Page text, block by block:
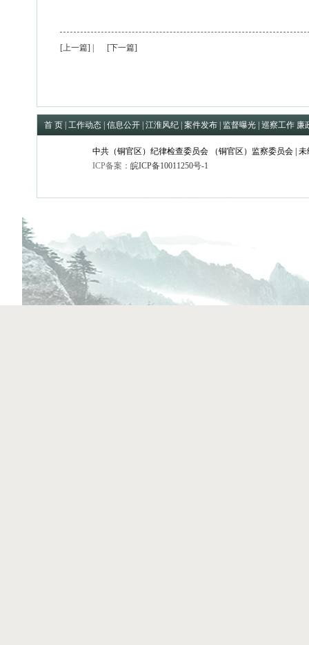
[上一篇] [下一篇]
首 页 工作动态 信息公开 江淮风纪 案件发布 监督曝光 巡察工作 廉
中共（铜官区）纪律检查委员会 （铜官区）监察委员会 |
ICP备案： 皖ICP备10011250号-1